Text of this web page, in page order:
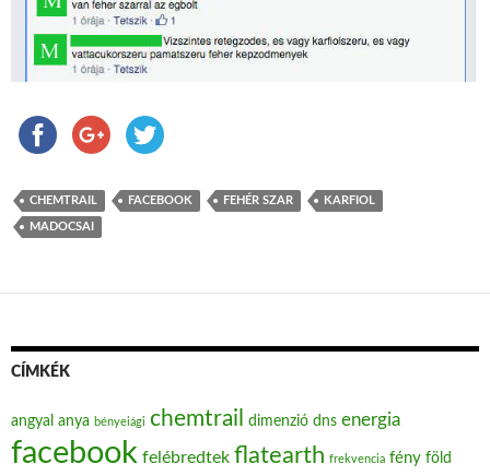
CHEMTRAIL FACEBOOK FEHÉR SZAR KARFIOL
MADOCSAI
CÍMKÉK
angyal anya bényeiági chemtrail dimenzió dns energia
facebook felébredtek flatearth frekvencia fény föld